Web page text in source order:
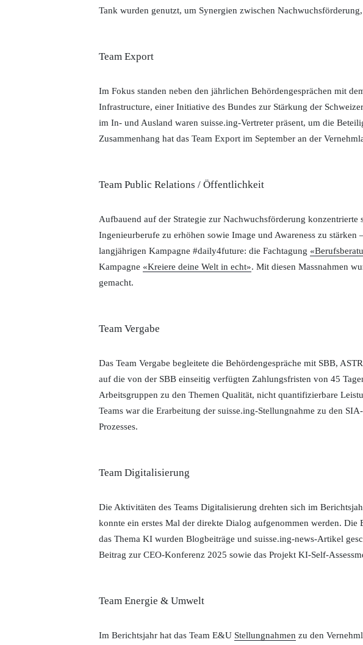
Tank wurden genutzt, um Synergien zwischen
Team Export
Im Fokus standen neben den jährlichen Behördengesprächen mit
Infrastructure, einer Initiative des Bundes zur Stärkung der
im In- und Ausland waren suisse.ing-Vertreter präsent, um die
Zusammenhang hat das Team Export im September an der
Team Public Relations / Öffentlichkeit
Aufbauend auf der Strategie zur Nachwuchsförderung
Ingenieurberufe zu erhöhen sowie Image und Awareness zu
langjährigen Kampagne #daily4future: die Fachtagung
Kampagne «Kreiere deine Welt in echt». Mit diesen Massnahmen
gemacht.
Team Vergabe
Das Team Vergabe begleitete die Behördengespräche mit SBB,
auf die von der SBB einseitig verfügten Zahlungsfristen von 45
Arbeitsgruppen zu den Themen Qualität, nicht quantifizierbare
Teams war die Erarbeitung der suisse.ing-Stellungnahme zu den
Prozesses.
Team Digitalisierung
Die Aktivitäten des Teams Digitalisierung drehten sich im
konnte ein erstes Mal der direkte Dialog aufgenommen werden.
das Thema KI wurden Blogbeiträge und suisse.ing-news-Artikel
Beitrag zur CEO-Konferenz 2025 sowie das Projekt KI-Self-
Team Energie & Umwelt
Im Berichtsjahr hat das Team E&U Stellungnahmen zu den